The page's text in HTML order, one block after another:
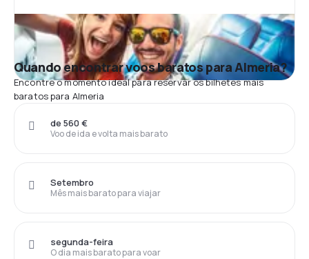
Quando encontrar voos baratos para Almeria?
Encontre o momento ideal para reservar os bilhetes mais
baratos para Almeria
Voo de ida e volta mais barato
de 560 €
Mês mais barato para viajar
Setembro
O dia mais barato para voar
segunda-feira